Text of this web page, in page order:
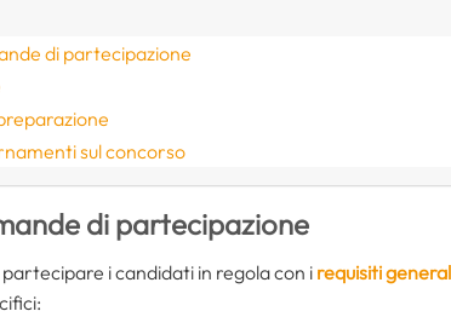
di partecipazione
sul concorso
di partecipazione
i candidati in regola con irequisiti